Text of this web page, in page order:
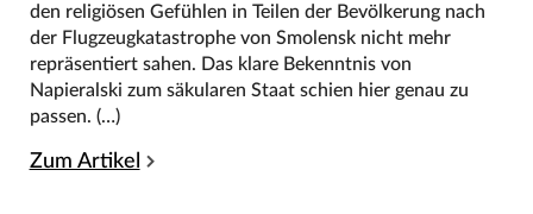
den religiösen Gefühlen in Teilen der Bevölkerung nach
der Flugzeugkatastrophe von Smolensk nicht mehr
repräsentiert sahen. Das klare Bekenntnis von
Napieralski zum säkularen Staat schien hier genau zu
passen. (…)
Zum Artikel